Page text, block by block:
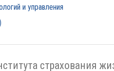
и управления
страхования